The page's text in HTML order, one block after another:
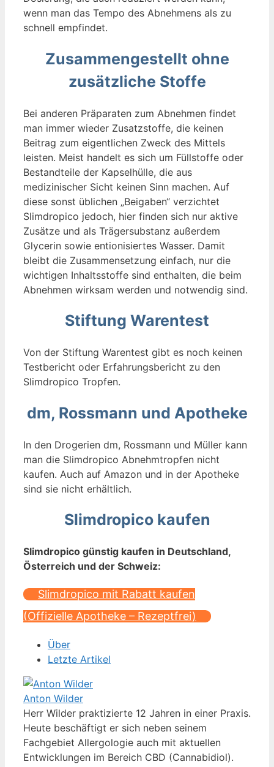
wenn man das Tempo des Abnehmens als zu
schnell empfindet.
Zusammengestellt ohne
zusätzliche Stoffe
Bei anderen Präparaten zum Abnehmen findet
man immer wieder Zusatzstoffe, die keinen
Beitrag zum eigentlichen Zweck des Mittels
leisten. Meist handelt es sich um Füllstoffe oder
Bestandteile der Kapselhülle, die aus
medizinischer Sicht keinen Sinn machen. Auf
diese sonst üblichen „Beigaben“ verzichtet
Slimdropico jedoch, hier finden sich nur aktive
Zusätze und als Trägersubstanz außerdem
Glycerin sowie entionisiertes Wasser. Damit
bleibt die Zusammensetzung einfach, nur die
wichtigen Inhaltsstoffe sind enthalten, die beim
Abnehmen wirksam werden und notwendig sind.
Stiftung Warentest
Von der Stiftung Warentest gibt es noch keinen
Testbericht oder Erfahrungsbericht zu den
Slimdropico Tropfen.
dm, Rossmann und Apotheke
In den Drogerien dm, Rossmann und Müller kann
man die Slimdropico Abnehmtropfen nicht
kaufen. Auch auf Amazon und in der Apotheke
sind sie nicht erhältlich.
Slimdropico kaufen
Slimdropico günstig kaufen in Deutschland,
Österreich und der Schweiz:
Slimdropico mit Rabatt kaufen
(Offizielle Apotheke – Rezeptfrei)
Über
Letzte Artikel
Anton Wilder
Herr Wilder praktizierte 12 Jahren in einer Praxis.
Heute beschäftigt er sich neben seinem
Fachgebiet Allergologie auch mit aktuellen
Entwicklungen im Bereich CBD (Cannabidiol).